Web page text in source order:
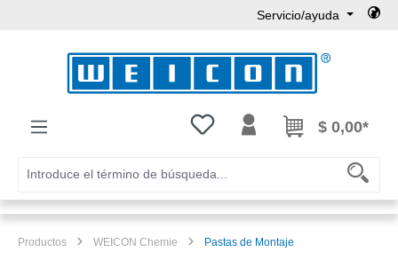
Servicio/ayuda
Tienes 0 artículos en tu lista de
$ 0,00*
Productos WEICON Chemie Pastas de Montaje